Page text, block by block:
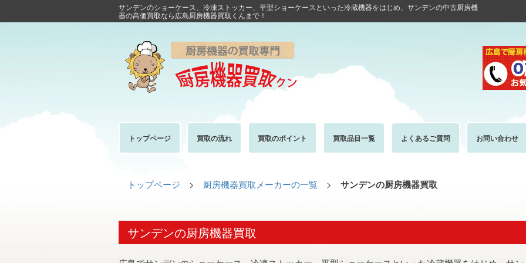
サンデンのショーケース、冷凍ストッカー、平型ショーケースといった冷蔵機器をはじめ、サンデンの中古厨房機
器の高価買取なら広島厨房機器買取くんまで！
トップページ 買取の流れ 買取のポイント 買取品目一覧 よくあるご質問 お問い合わせ
トップページ > 厨房機器買取メーカーの一覧 > サンデンの厨房機器買取
サンデンの厨房機器買取